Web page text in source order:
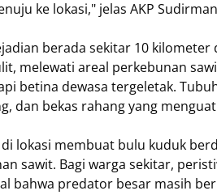
ke lokasi," jelas AKP
berada sekitar 10
melewati areal perkebunan
betina dewasa tergeletak.
dan bekas rahang yang
di lokasi membuat bulu kuduk
sawit. Bagi warga sekitar,
bahwa predator besar masih